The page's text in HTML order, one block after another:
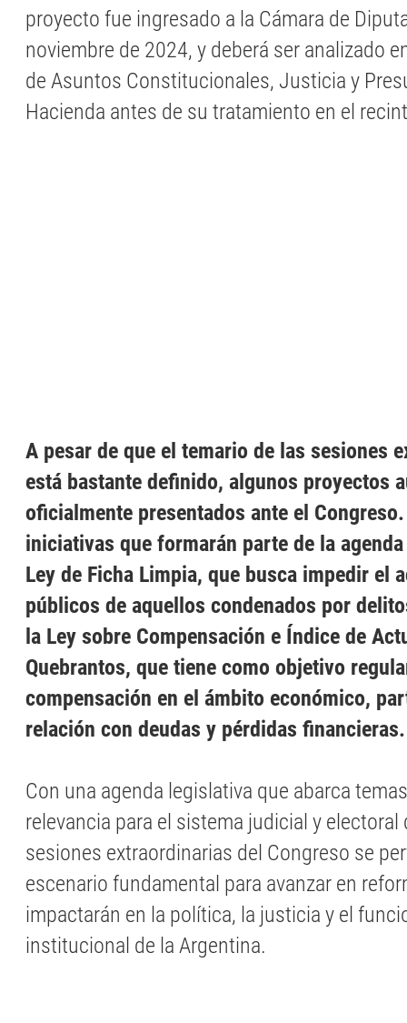
proyecto fue ingresado a la Cámara de
noviembre de 2024, y deberá ser analizado
de Asuntos Constitucionales, Justicia y
Hacienda antes de su tratamiento en el
A pesar de que el temario de las sesiones
está bastante definido, algunos proyectos
oficialmente presentados ante el
iniciativas que formarán parte de la
Ley de Ficha Limpia, que busca impedir el
públicos de aquellos condenados por
la Ley sobre Compensación e Índice de
Quebrantos, que tiene como objetivo
compensación en el ámbito económico,
relación con deudas y pérdidas financieras.
Con una agenda legislativa que abarca
relevancia para el sistema judicial y electoral
sesiones extraordinarias del Congreso se
escenario fundamental para avanzar en
impactarán en la política, la justicia y el
institucional de la Argentina.